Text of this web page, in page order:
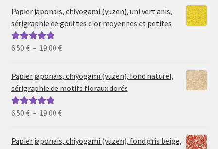
Papier japonais, chiyogami (yuzen), uni vert anis,
sérigraphie de gouttes d'or moyennes et petites
Note5.00sur
6.50 € – 19.00 €Plage
prix :
6.50 €
Papier japonais, chiyogami (yuzen), fond naturel,
sérigraphie de motifs floraux dorés
Note5.00sur
6.50 € – 19.00 €Plage
prix :
Papier japonais, chiyogami (yuzen), fond gris beige,